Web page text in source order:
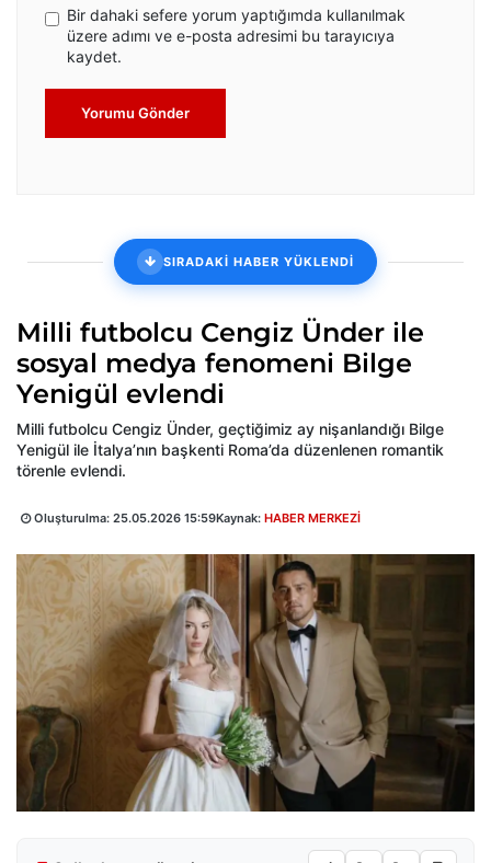
Bir dahaki sefere yorum yaptığımda kullanılmak
üzere adımı ve e-posta adresimi bu tarayıcıya
kaydet.
Yorumu Gönder
SIRADAKİ HABER YÜKLENDİ
Milli futbolcu Cengiz Ünder ile
sosyal medya fenomeni Bilge
Yenigül evlendi
Milli futbolcu Cengiz Ünder, geçtiğimiz ay nişanlandığı Bilge
Yenigül ile İtalya’nın başkenti Roma’da düzenlenen romantik
törenle evlendi.
Oluşturulma: 25.05.2026 15:59Kaynak: HABER MERKEZİ